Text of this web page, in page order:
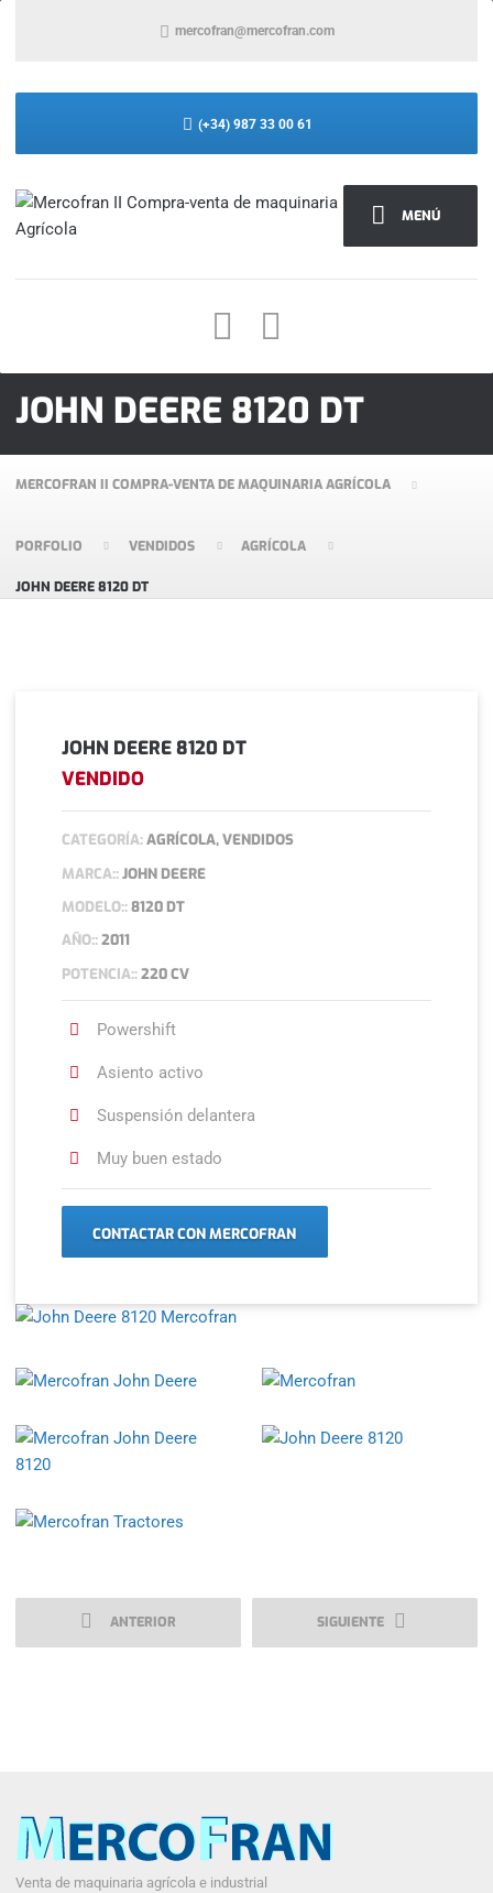
MENÚ
mercofran@mercofran.com
(+34) 987 33 00 61
JOHN DEERE 8120 DT
MERCOFRAN II COMPRA-VENTA DE MAQUINARIA AGRÍCOLA
PORFOLIO VENDIDOS AGRÍCOLA
JOHN DEERE 8120 DT
JOHN DEERE 8120 DT
VENDIDO
CATEGORÍA:AGRÍCOLA, VENDIDOS
MARCA::JOHN DEERE
MODELO::8120 DT
AÑO::2011
POTENCIA::220 CV
Powershift
Asiento activo
Suspensión delantera
Muy buen estado
CONTACTAR CON MERCOFRAN
ANTERIOR SIGUIENTE
Venta de maquinaria agrícola e industrial